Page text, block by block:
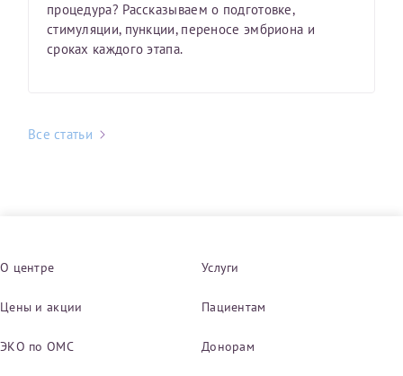
процедура? Рассказываем о подготовке,
стимуляции, пункции, переносе эмбриона и
сроках каждого этапа.
Все статьи
О центре Услуги
Цены и акции Пациентам
ЭКО по ОМС Донорам